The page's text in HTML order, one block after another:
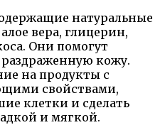
натуральные
вера, глицерин,
Они помогут
кожу.
на продукты с
свойствами,
клетки и сделать
и мягкой.